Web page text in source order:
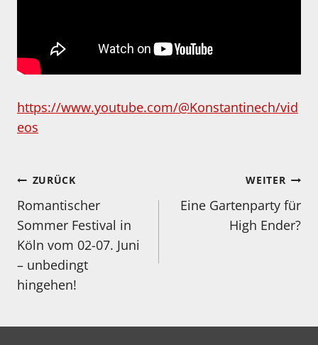
https://www.youtube.com/@Konstantinech/vid
eos
Beitragsnavigation
ZURÜCK
Romantischer
Sommer Festival in
Köln vom 02-07. Juni
– unbedingt
hingehen!
WEITER
Eine Gartenparty für
High Ender?